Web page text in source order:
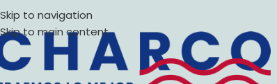
Skip to navigation
Skip to main content